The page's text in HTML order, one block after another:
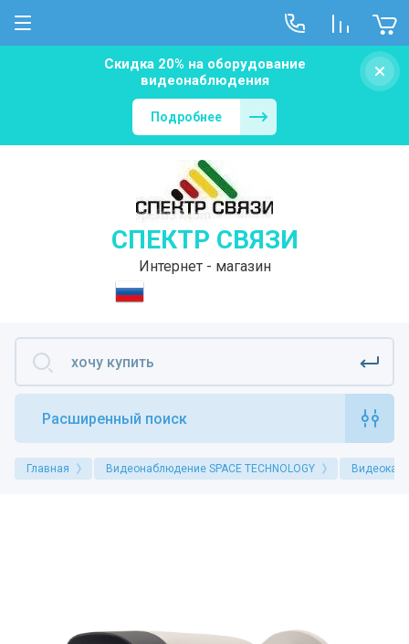
Скидка 20% на оборудование
видеонаблюдения
Подробнее
СПЕКТР СВЯЗИ
Интернет - магазин
Расширенный поиск
Главная Видеонаблюдение SPACE TECHNOLOGY